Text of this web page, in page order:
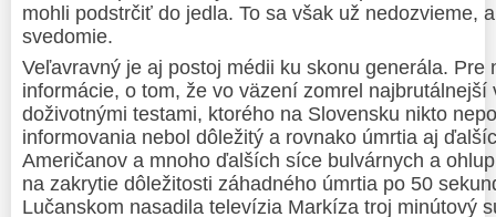
mohli podstrčiť do jedla. To sa však už nedozvieme,
svedomie.
Veľavravný je aj postoj médii ku skonu generála. Pre
informácie, o tom, že vo väzení zomrel najbrutálnejší
doživotnými testami, ktorého na Slovensku nikto
informovania nebol dôležitý a rovnako úmrtia aj
Američanov a mnoho ďalších síce bulvárnych a
na zakrytie dôležitosti záhadného úmrtia po 50
Lučanskom nasadila televízia Markíza troj minútový